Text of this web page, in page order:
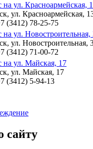
ул. Красноармейская,
ул. Красноармейская,
(3412) 78-25-75
ул. Новостроительная,
ул. Новостроительная,
(3412) 71-00-72
ул. Майская, 17
ул. Майская, 17
(3412) 5-94-13
сайту